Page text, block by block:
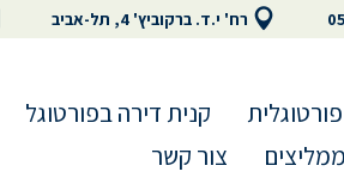
רח' י.ד. ברקוביץ' 4, תל-אביב
קנית דירה בפורטוגל
צור קשר